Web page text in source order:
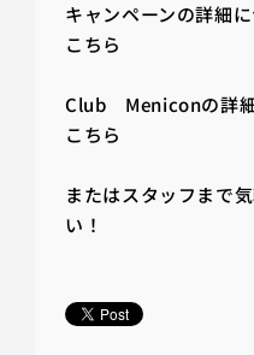
キャンペーンの詳細
こちら
Club Meniconの詳
こちら
またはスタッフまで
い！